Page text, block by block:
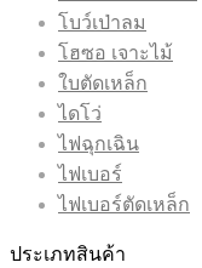
โบว์เป่าลม
โฮซอ เจาะไม้
ใบตัดเหล็ก
ไดโว่
ไฟฉุกเฉิน
ไฟเบอร์
ไฟเบอร์ตัดเหล็ก
ประเภทสินค้า